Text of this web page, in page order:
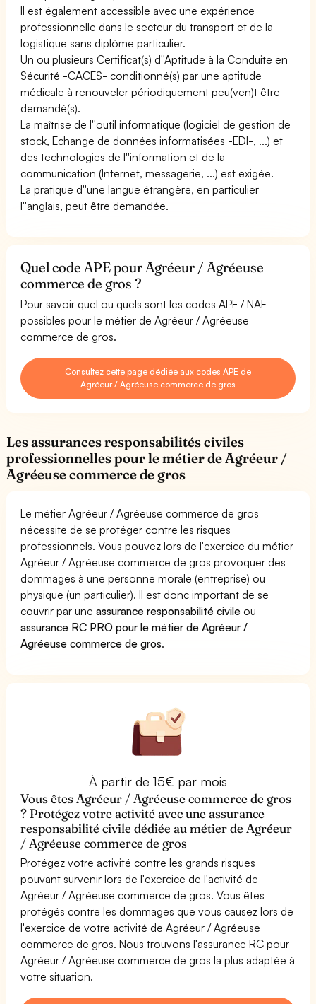
Il est également accessible avec une expérience
professionnelle dans le secteur du transport et de la
logistique sans diplôme particulier.
Un ou plusieurs Certificat(s) d''Aptitude à la Conduite en
Sécurité -CACES- conditionné(s) par une aptitude
médicale à renouveler périodiquement peu(ven)t être
demandé(s).
La maîtrise de l''outil informatique (logiciel de gestion de
stock, Echange de données informatisées -EDI-, ...) et
des technologies de l''information et de la
communication (Internet, messagerie, ...) est exigée.
La pratique d''une langue étrangère, en particulier
l''anglais, peut être demandée.
Quel code APE pour Agréeur / Agréeuse
commerce de gros ?
Pour savoir quel ou quels sont les codes APE / NAF
possibles pour le métier de Agréeur / Agréeuse
commerce de gros.
Consultez cette page dédiée aux codes APE de
Agréeur / Agréeuse commerce de gros
Les assurances responsabilités civiles
professionnelles pour le métier de Agréeur /
Agréeuse commerce de gros
Le métier Agréeur / Agréeuse commerce de gros
nécessite de se protéger contre les risques
professionnels. Vous pouvez lors de l'exercice du métier
Agréeur / Agréeuse commerce de gros provoquer des
dommages à une personne morale (entreprise) ou
physique (un particulier). Il est donc important de se
couvrir par uneassurance responsabilité civile ou
assurance RC PRO pour le métier de Agréeur /
Agréeuse commerce de gros.
À partir de 15€ par mois
Vous êtes Agréeur / Agréeuse commerce de gros
? Protégez votre activité avec une assurance
responsabilité civile dédiée au métier de Agréeur
/ Agréeuse commerce de gros
Protégez votre activité contre les grands risques
pouvant survenir lors de l'exercice de l'activité de
Agréeur / Agréeuse commerce de gros. Vous êtes
protégés contre les dommages que vous causez lors de
l'exercice de votre activité de Agréeur / Agréeuse
commerce de gros. Nous trouvons l'assurance RC pour
Agréeur / Agréeuse commerce de gros la plus adaptée à
votre situation.